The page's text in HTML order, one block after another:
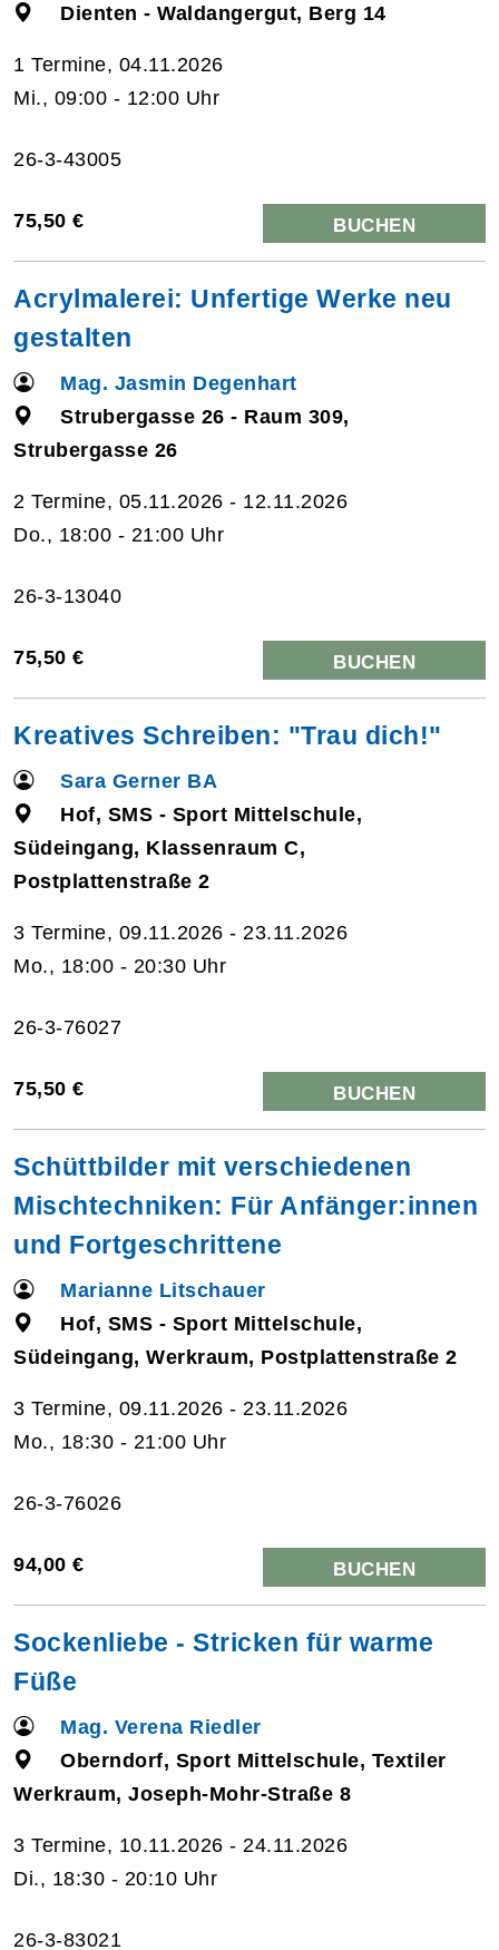
Dienten - Waldangergut, Berg 14
1 Termine, 04.11.2026
Mi., 09:00 - 12:00 Uhr
26-3-43005
75,50 € BUCHEN
Acrylmalerei: Unfertige Werke neu
gestalten
Mag. Jasmin Degenhart
Strubergasse 26 - Raum 309,
Strubergasse 26
2 Termine, 05.11.2026 - 12.11.2026
Do., 18:00 - 21:00 Uhr
26-3-13040
75,50 € BUCHEN
Kreatives Schreiben: "Trau dich!"
Sara Gerner BA
Hof, SMS - Sport Mittelschule,
Südeingang, Klassenraum C,
Postplattenstraße 2
3 Termine, 09.11.2026 - 23.11.2026
Mo., 18:00 - 20:30 Uhr
26-3-76027
75,50 € BUCHEN
Schüttbilder mit verschiedenen
Mischtechniken: Für Anfänger:innen
und Fortgeschrittene
Marianne Litschauer
Hof, SMS - Sport Mittelschule,
Südeingang, Werkraum, Postplattenstraße 2
3 Termine, 09.11.2026 - 23.11.2026
Mo., 18:30 - 21:00 Uhr
26-3-76026
94,00 € BUCHEN
Sockenliebe - Stricken für warme
Füße
Mag. Verena Riedler
Oberndorf, Sport Mittelschule, Textiler
Werkraum, Joseph-Mohr-Straße 8
3 Termine, 10.11.2026 - 24.11.2026
Di., 18:30 - 20:10 Uhr
26-3-83021